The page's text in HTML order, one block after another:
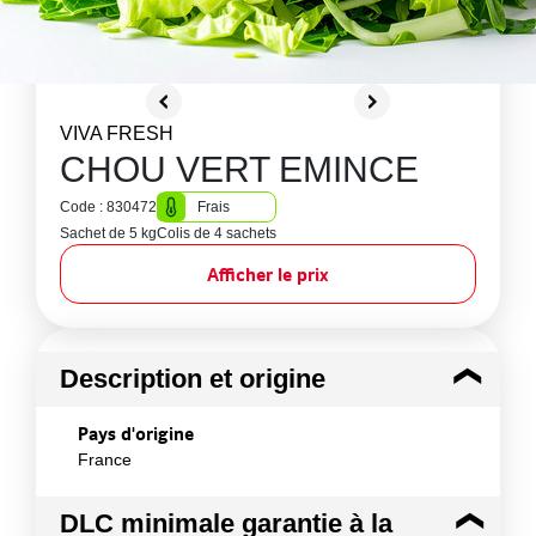
VIVA FRESH
CHOU VERT EMINCE
Code : 830472
Frais
Sachet de 5 kgColis de 4 sachets
Afficher le prix
Description et origine
Pays d'origine
France
DLC minimale garantie à la